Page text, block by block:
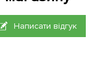
Написати відгук